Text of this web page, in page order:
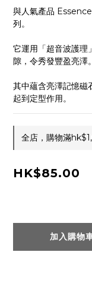
與人氣產品
列。
它運用「超音波護理
隙，令秀發豐盈亮澤。
其中蘊含亮澤記憶磁
起到定型作用。
全店，購物滿
HK$85.00
加入購物